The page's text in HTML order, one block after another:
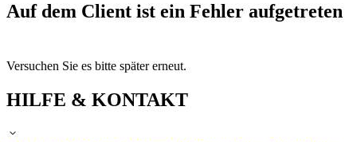
Auf dem Client ist ein Fehler aufgetreten
Versuchen Sie es bitte später erneut.
HILFE & KONTAKT